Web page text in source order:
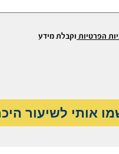
הפרטיות וקבלת מידע
אותי לשיעור